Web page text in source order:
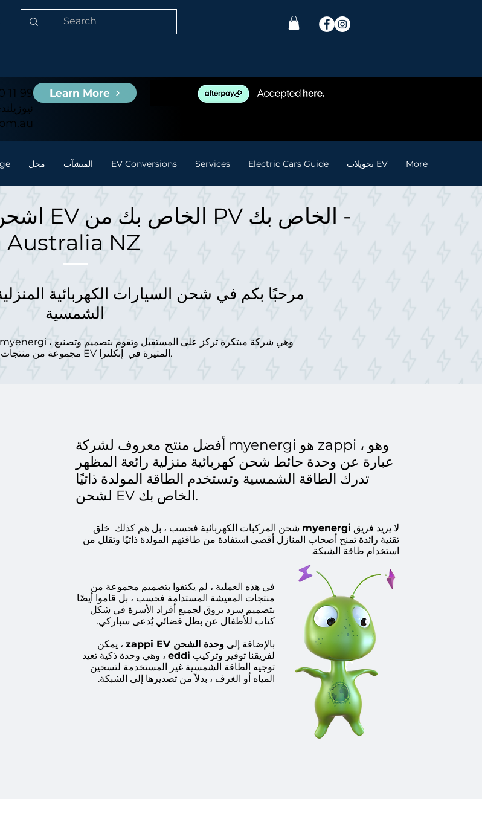
11 99
نيوزيلندي 0800 11
Learn More
محل المنشآت EV Conversions Services Electric Cars Guide تحويلات EV More
Australia NZ
​مرحبًا بكم في شحن السيارات الكهربائية
الشمسية
مجموعة من منتجات شحن EV المثيرة في إنكلترا.
أفضل منتج معروف لشركة myenergi هو zappi ، وهو
عبارة عن وحدة حائط شحن كهربائية منزلية رائعة المظهر
تدرك الطاقة الشمسية وتستخدم الطاقة المولدة ذاتيًا
لشحن EV الخاص بك.
​لا يريد فريق myenergi شحن المركبات الكهربائية فحسب ، بل هم كذلك خلق
تقنية رائدة تمنح أصحاب المنازل أقصى استفادة من طاقتهم المولدة ذاتيًا وتقلل من
استخدام طاقة الشبكة.
​في هذه العملية ، لم يكتفوا بتصميم مجموعة من
منتجات المعيشة المستدامة فحسب ، بل قاموا أيضًا
بتصميم سرد يروق لجميع أفراد الأسرة في شكل
كتاب للأطفال عن بطل فضائي يُدعى سباركي.
بالإضافة إلىوحدة الشحن zappi EV
، يمكن
لفريقنا توفير وتركيب eddi ، وهي وحدة ذكية تعيد
توجيه الطاقة الشمسية غير المستخدمة لتسخين
المياه أو الغرف ، بدلاً من تصديرها إلى الشبكة.